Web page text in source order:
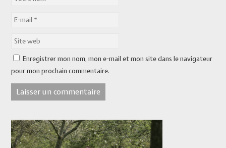
Enregistrer mon nom, mon e-mail et mon site dans le navigateur
pour mon prochain commentaire.